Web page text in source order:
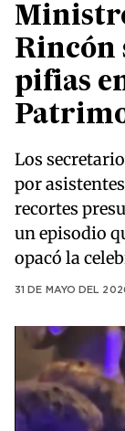
Rincón
pifias
Los
por
recortes
un episodio
opacó la
31 DE MAYO DEL